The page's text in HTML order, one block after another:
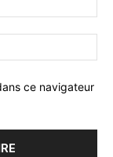
ce navigateur